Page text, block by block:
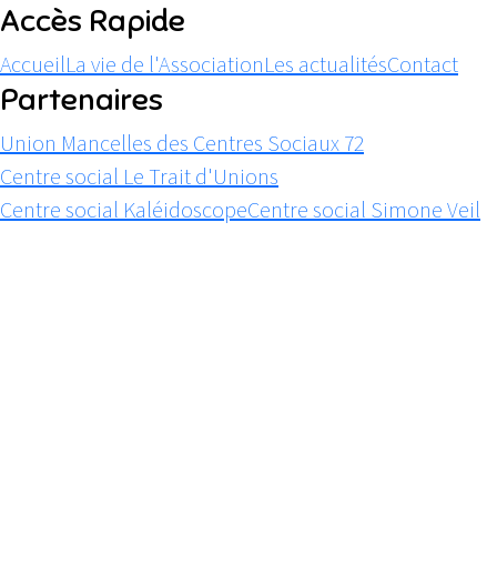
Accès Rapide
AccueilLa vie de l'AssociationLes actualitésContact
Partenaires
Union Mancelles des Centres Sociaux 72
Centre social Le Trait d'Unions
Centre social KaléidoscopeCentre social Simone Veil